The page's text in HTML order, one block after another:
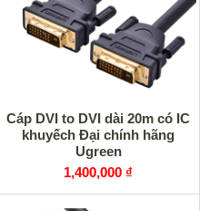
Cáp DVI to DVI dài 20m có IC
khuyếch Đại chính hãng
Ugreen
1,400,000 ₫